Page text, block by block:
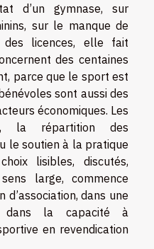
d’un gymnase, sur
sur le manque de
licences, elle fait
des centaines
parce que le sport est
sont aussi des
économiques. Les
la répartition des
le soutien à la pratique
lisibles, discutés,
large, commence
d’association, dans une
dans la capacité à
en revendication